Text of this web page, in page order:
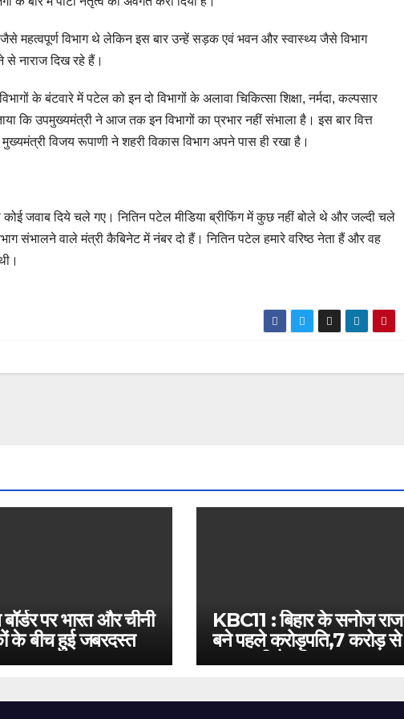
महत्वपूर्ण विभाग थे लेकिन इस बार उन्हें सड़क एवं भवन और स्वास्थ्य जैसे विभाग
से नाराज दिख रहे हैं।
के बंटवारे में पटेल को इन दो विभागों के अलावा चिकित्सा शिक्षा, नर्मदा, कल्पसार
कि उपमुख्यमंत्री ने आज तक इन विभागों का प्रभार नहीं संभाला है। इस बार वित्त
विजय रूपाणी ने शहरी विकास विभाग अपने पास ही रखा है।
कोई जवाब दिये चले गए। नितिन पटेल मीडिया ब्रीफिंग में कुछ नहीं बोले थे और जल्दी चले
संभालने वाले मंत्री कैबिनेट में नंबर दो हैं। नितिन पटेल हमारे वरिष्ठ नेता हैं और वह
बॉर्डर पर भारत और चीनी
के बीच हुई जबरदस्त
KBC11 : बिहार के सनोज राज
बने पहले करोड़पति,7 करोड़ से
बस इतनी है दूरी